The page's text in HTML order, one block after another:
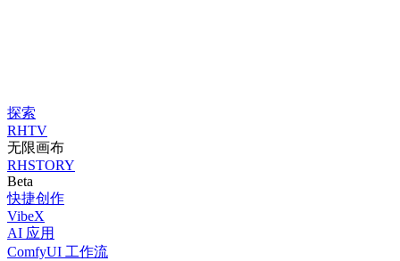
探索
RHTV
无限画布
RHSTORY
Beta
快捷创作
VibeX
AI 应用
ComfyUI 工作流